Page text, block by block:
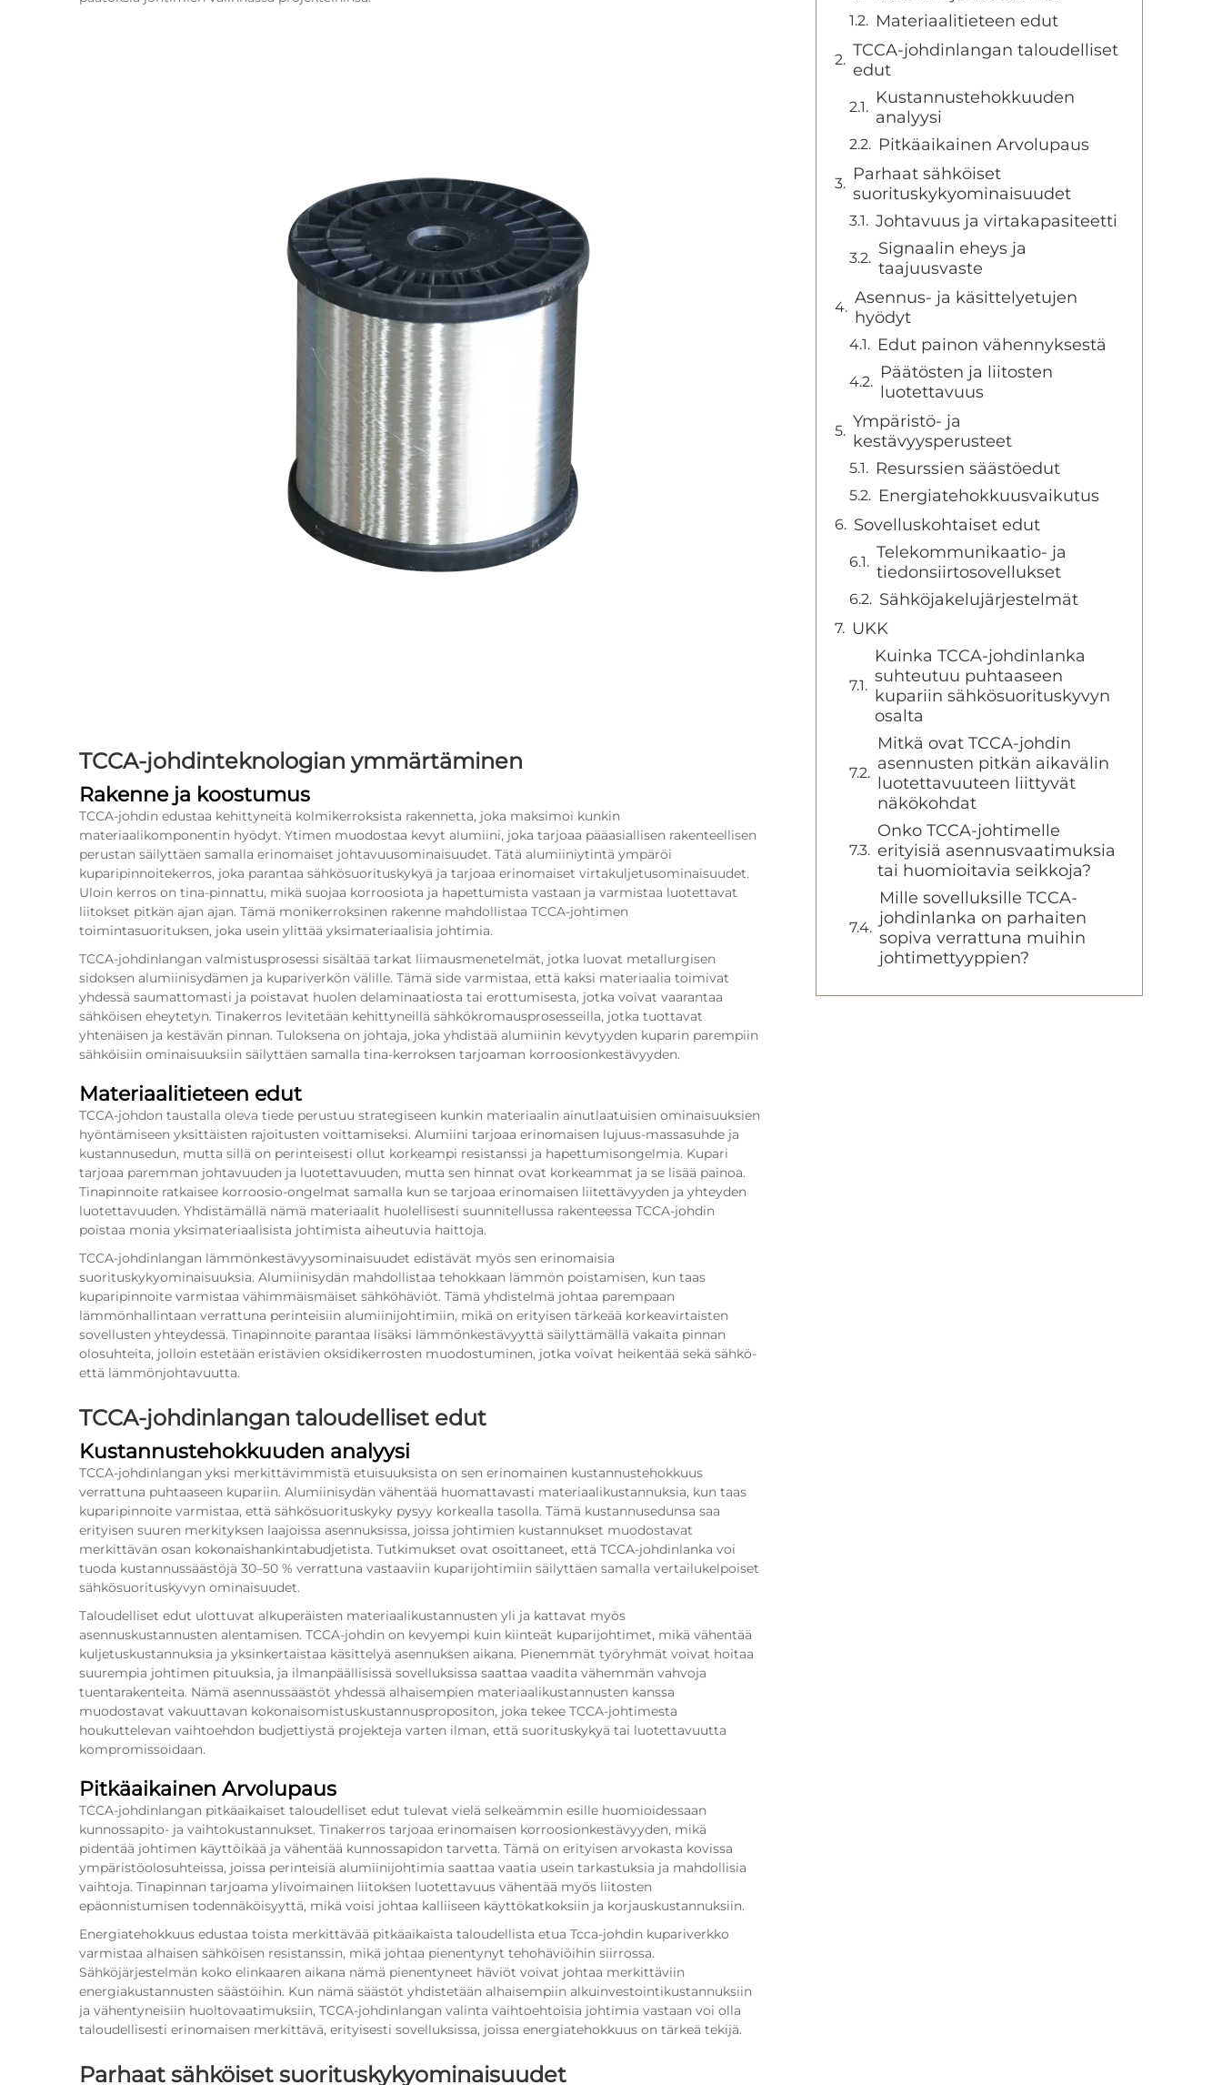
TCCA-johdinteknologian ymmärtäminen
Rakenne ja koostumus
TCCA-johdin edustaa kehittyneitä kolmikerroksista rakennetta, joka maksimoi kunkin
materiaalikomponentin hyödyt. Ytimen muodostaa kevyt alumiini, joka tarjoaa pääasiallisen rakenteellisen
perustan säilyttäen samalla erinomaiset johtavuusominaisuudet. Tätä alumiiniytintä ympäröi
kuparipinnoitekerros, joka parantaa sähkösuorituskykyä ja tarjoaa erinomaiset virtakuljetusominaisuudet.
Uloin kerros on tina-pinnattu, mikä suojaa korroosiota ja hapettumista vastaan ja varmistaa luotettavat
liitokset pitkän ajan ajan. Tämä monikerroksinen rakenne mahdollistaa TCCA-johtimen
toimintasuorituksen, joka usein ylittää yksimateriaalisia johtimia.
TCCA-johdinlangan valmistusprosessi sisältää tarkat liimausmenetelmät, jotka luovat metallurgisen
sidoksen alumiinisydämen ja kupariverkön välille. Tämä side varmistaa, että kaksi materiaalia toimivat
yhdessä saumattomasti ja poistavat huolen delaminaatiosta tai erottumisesta, jotka voivat vaarantaa
sähköisen eheytetyn. Tinakerros levitetään kehittyneillä sähkökromausprosesseilla, jotka tuottavat
yhtenäisen ja kestävän pinnan. Tuloksena on johtaja, joka yhdistää alumiinin kevytyyden kuparin parempiin
sähköisiin ominaisuuksiin säilyttäen samalla tina-kerroksen tarjoaman korroosionkestävyyden.
Materiaalitieteen edut
TCCA-johdon taustalla oleva tiede perustuu strategiseen kunkin materiaalin ainutlaatuisien ominaisuuksien
hyöntämiseen yksittäisten rajoitusten voittamiseksi. Alumiini tarjoaa erinomaisen lujuus-massasuhde ja
kustannusedun, mutta sillä on perinteisesti ollut korkeampi resistanssi ja hapettumisongelmia. Kupari
tarjoaa paremman johtavuuden ja luotettavuuden, mutta sen hinnat ovat korkeammat ja se lisää painoa.
Tinapinnoite ratkaisee korroosio-ongelmat samalla kun se tarjoaa erinomaisen liitettävyyden ja yhteyden
luotettavuuden. Yhdistämällä nämä materiaalit huolellisesti suunnitellussa rakenteessa TCCA-johdin
poistaa monia yksimateriaalisista johtimista aiheutuvia haittoja.
TCCA-johdinlangan lämmönkestävyysominaisuudet edistävät myös sen erinomaisia
suorituskykyominaisuuksia. Alumiinisydän mahdollistaa tehokkaan lämmön poistamisen, kun taas
kuparipinnoite varmistaa vähimmäismäiset sähköhäviöt. Tämä yhdistelmä johtaa parempaan
lämmönhallintaan verrattuna perinteisiin alumiinijohtimiin, mikä on erityisen tärkeää korkeavirtaisten
sovellusten yhteydessä. Tinapinnoite parantaa lisäksi lämmönkestävyyttä säilyttämällä vakaita pinnan
olosuhteita, jolloin estetään eristävien oksidikerrosten muodostuminen, jotka voivat heikentää sekä sähkö-
että lämmönjohtavuutta.
TCCA-johdinlangan taloudelliset edut
Kustannustehokkuuden analyysi
TCCA-johdinlangan yksi merkittävimmistä etuisuuksista on sen erinomainen kustannustehokkuus
verrattuna puhtaaseen kupariin. Alumiinisydän vähentää huomattavasti materiaalikustannuksia, kun taas
kuparipinnoite varmistaa, että sähkösuorituskyky pysyy korkealla tasolla. Tämä kustannusedunsa saa
erityisen suuren merkityksen laajoissa asennuksissa, joissa johtimien kustannukset muodostavat
merkittävän osan kokonaishankintabudjetista. Tutkimukset ovat osoittaneet, että TCCA-johdinlanka voi
tuoda kustannussäästöjä 30–50 % verrattuna vastaaviin kuparijohtimiin säilyttäen samalla vertailukelpoiset
sähkösuorituskyvyn ominaisuudet.
Taloudelliset edut ulottuvat alkuperäisten materiaalikustannusten yli ja kattavat myös
asennuskustannusten alentamisen. TCCA-johdin on kevyempi kuin kiinteät kuparijohtimet, mikä vähentää
kuljetuskustannuksia ja yksinkertaistaa käsittelyä asennuksen aikana. Pienemmät työryhmät voivat hoitaa
suurempia johtimen pituuksia, ja ilmanpäällisissä sovelluksissa saattaa vaadita vähemmän vahvoja
tuentarakenteita. Nämä asennussäästöt yhdessä alhaisempien materiaalikustannusten kanssa
muodostavat vakuuttavan kokonaisomistuskustannuspropositon, joka tekee TCCA-johtimesta
houkuttelevan vaihtoehdon budjettiystä projekteja varten ilman, että suorituskykyä tai luotettavuutta
kompromissoidaan.
Pitkäaikainen Arvolupaus
TCCA-johdinlangan pitkäaikaiset taloudelliset edut tulevat vielä selkeämmin esille huomioidessaan
kunnossapito- ja vaihtokustannukset. Tinakerros tarjoaa erinomaisen korroosionkestävyyden, mikä
pidentää johtimen käyttöikää ja vähentää kunnossapidon tarvetta. Tämä on erityisen arvokasta kovissa
ympäristöolosuhteissa, joissa perinteisiä alumiinijohtimia saattaa vaatia usein tarkastuksia ja mahdollisia
vaihtoja. Tinapinnan tarjoama ylivoimainen liitoksen luotettavuus vähentää myös liitosten
epäonnistumisen todennäköisyyttä, mikä voisi johtaa kalliiseen käyttökatkoksiin ja korjauskustannuksiin.
Energiatehokkuus edustaa toista merkittävää pitkäaikaista taloudellista etua Tcca-johdin kupariverkko
varmistaa alhaisen sähköisen resistanssin, mikä johtaa pienentynyt tehohäviöihin siirrossa.
Sähköjärjestelmän koko elinkaaren aikana nämä pienentyneet häviöt voivat johtaa merkittäviin
energiakustannusten säästöihin. Kun nämä säästöt yhdistetään alhaisempiin alkuinvestointikustannuksiin
ja vähentyneisiin huoltovaatimuksiin, TCCA-johdinlangan valinta vaihtoehtoisia johtimia vastaan voi olla
taloudellisesti erinomaisen merkittävä, erityisesti sovelluksissa, joissa energiatehokkuus on tärkeä tekijä.
Parhaat sähköiset suorituskykyominaisuudet
Materiaalitieteen edut
TCCA-johdinlangan taloudelliset
edut
Kustannustehokkuuden
analyysi
Pitkäaikainen Arvolupaus
Parhaat sähköiset
suorituskykyominaisuudet
Johtavuus ja virtakapasiteetti
Signaalin eheys ja
taajuusvaste
Asennus- ja käsittelyetujen
hyödyt
Edut painon vähennyksestä
Päätösten ja liitosten
luotettavuus
Ympäristö- ja
kestävyysperusteet
Resurssien säästöedut
Energiatehokkuusvaikutus
Sovelluskohtaiset edut
Telekommunikaatio- ja
tiedonsiirtosovellukset
Sähköjakelujärjestelmät
UKK
Kuinka TCCA-johdinlanka
suhteutuu puhtaaseen
kupariin sähkösuorituskyvyn
osalta
Mitkä ovat TCCA-johdin
asennusten pitkän aikavälin
luotettavuuteen liittyvät
näkökohdat
Onko TCCA-johtimelle
erityisiä asennusvaatimuksia
tai huomioitavia seikkoja?
Mille sovelluksille TCCA-
johdinlanka on parhaiten
sopiva verrattuna muihin
johtimettyyppien?